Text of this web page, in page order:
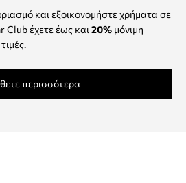
και εξοικονομήστε χρήματα σε
Club έχετε έως και 20% μόνιμη
περισσότερα